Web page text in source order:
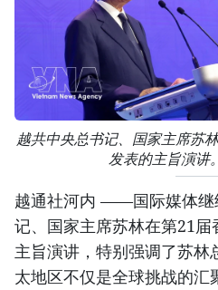
越共中央总书记、国家主席苏
发表的主旨演讲
越通社河内 ——国际媒体继
记、国家主席苏林在第21
主旨演讲，特别强调了苏林
太地区不仅是全球挑战的